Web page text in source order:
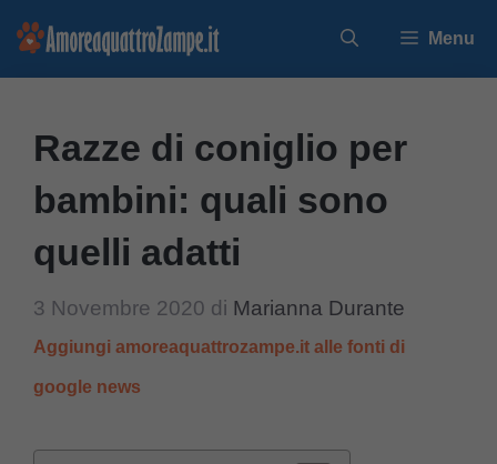
Vai
Menu
Razze di coniglio per
bambini: quali sono
quelli adatti
3 Novembre 2020 di Marianna Durante
Aggiungi amoreaquattrozampe.it alle fonti di
google news